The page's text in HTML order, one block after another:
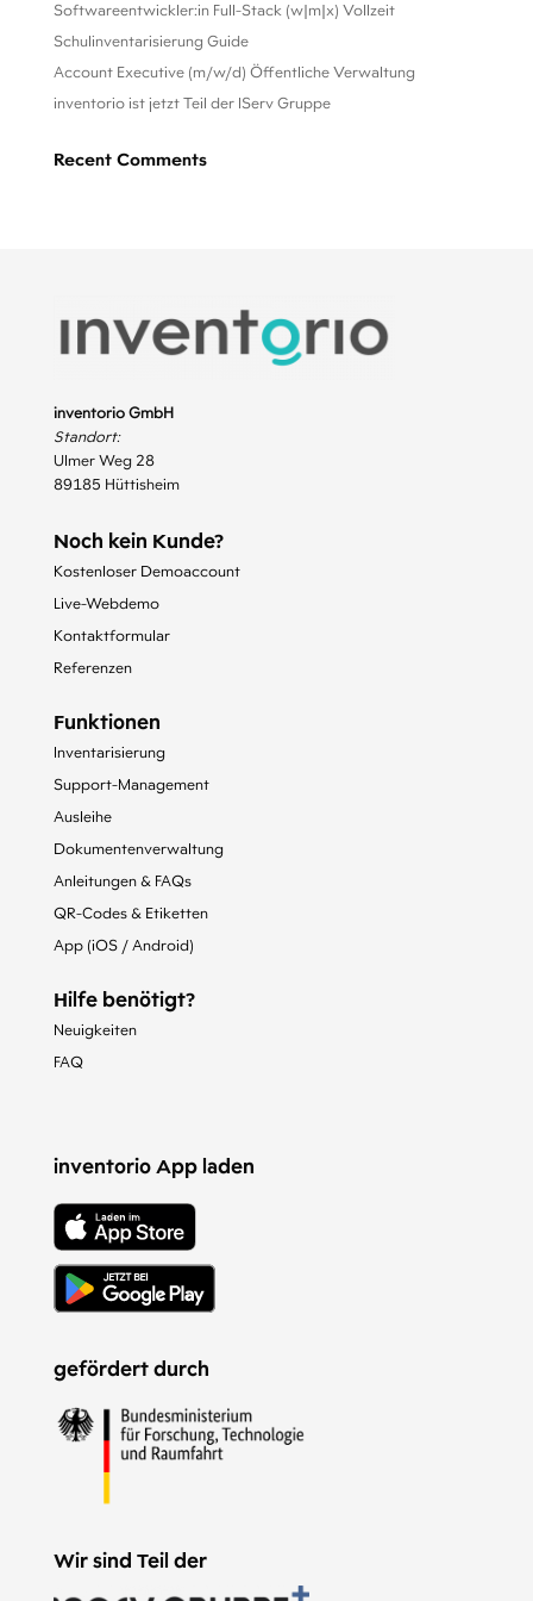
Softwareentwickler:in Full-Stack (w|m|x) Vollzeit
Schulinventarisierung Guide
Account Executive (m/w/d) Öffentliche Verwaltung
inventorio ist jetzt Teil der IServ Gruppe
Recent Comments
inventorio GmbH
Standort:
Ulmer Weg 28
89185 Hüttisheim
Noch kein Kunde?
Kostenloser Demoaccount
Live-Webdemo
Kontaktformular
Referenzen
Funktionen
Inventarisierung
Support-Management
Ausleihe
Dokumentenverwaltung
Anleitungen & FAQs
QR-Codes & Etiketten
App (iOS / Android)
Hilfe benötigt?
Neuigkeiten
FAQ
inventorio App laden
gefördert durch
Wir sind Teil der